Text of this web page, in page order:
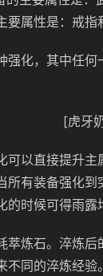
要属性是：戒
强化，其中任
[虎牙
可以直接提升
有装备强化到
时候可得雨露
萃炼石。淬炼
同的淬炼经验。